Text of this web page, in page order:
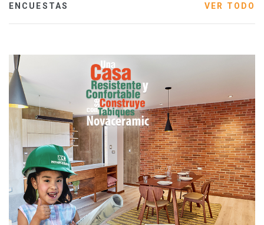
ENCUESTAS VER TODO